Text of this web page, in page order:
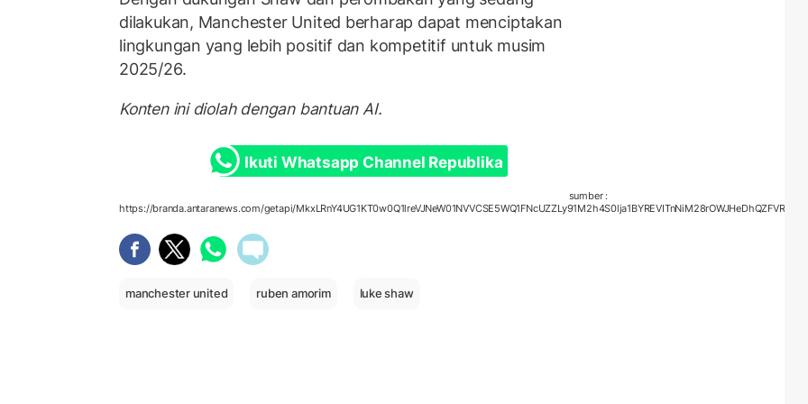
dilakukan, Manchester United berharap dapat menciptakan
lingkungan yang lebih positif dan kompetitif untuk musim
2025/26.
Konten ini diolah dengan bantuan AI.
Ikuti Whatsapp Channel Republika
sumber :
https://branda.antaranews.com/getapi/
manchester united ruben amorim luke shaw